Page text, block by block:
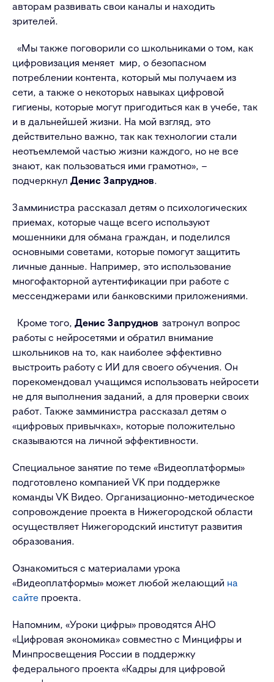
авторам развивать свои каналы и находить
зрителей.
«Мы также поговорили со школьниками о том, как
цифровизация меняет мир, о безопасном
потреблении контента, который мы получаем из
сети, а также о некоторых навыках цифровой
гигиены, которые могут пригодиться как в учебе, так
и в дальнейшей жизни. На мой взгляд, это
действительно важно, так как технологии стали
неотъемлемой частью жизни каждого, но не все
знают, как пользоваться ими грамотно», –
подчеркнул Денис Запруднов.
Замминистра рассказал детям о психологических
приемах, которые чаще всего используют
мошенники для обмана граждан, и поделился
основными советами, которые помогут защитить
личные данные. Например, это использование
многофакторной аутентификации при работе с
мессенджерами или банковскими приложениями.
Кроме того, Денис Запруднов затронул вопрос
работы с нейросетями и обратил внимание
школьников на то, как наиболее эффективно
выстроить работу с ИИ для своего обучения. Он
порекомендовал учащимся использовать нейросети
не для выполнения заданий, а для проверки своих
работ. Также замминистра рассказал детям о
«цифровых привычках», которые положительно
сказываются на личной эффективности.
Специальное занятие по теме «Видеоплатформы»
подготовлено компанией VK при поддержке
команды VK Видео. Организационно-методическое
сопровождение проекта в Нижегородской области
осуществляет Нижегородский институт развития
образования.
Ознакомиться с материалами урока
«Видеоплатформы» может любой желающий на
сайте проекта.
Напомним, «Уроки цифры» проводятся АНО
«Цифровая экономика» совместно с Минцифры и
Минпросвещения России в поддержку
федерального проекта «Кадры для цифровой